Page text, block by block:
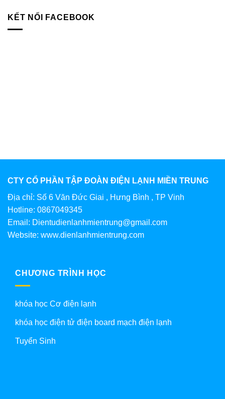
KẾT NỐI FACEBOOK
CTY CỔ PHẦN TẬP ĐOÀN ĐIỆN LẠNH MIỀN TRUNG
Địa chỉ: Số 6 Văn Đức Giai , Hưng Bình , TP Vinh
Hotline: 0867049345
Email: Dientudienlanhmientrung@gmail.com
Website: www.dienlanhmientrung.com
CHƯƠNG TRÌNH HỌC
khóa học Cơ điện lạnh
khóa học điện tử điện board mạch điện lạnh
Tuyển Sinh